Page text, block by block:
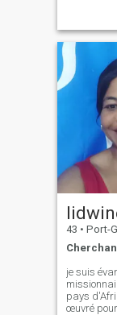
43 • Port-
je suis
pays
œuvré